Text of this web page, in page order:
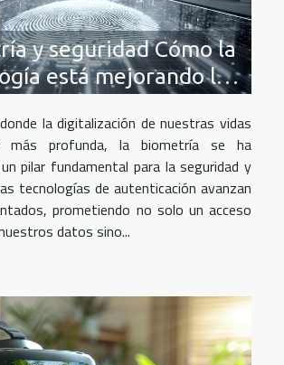
y seguridad Cómo la
está mejorando la
la privacidad
la digitalización de nuestras vidas
más profunda, la biometría se ha
pilar fundamental para la seguridad y
tecnologías de autenticación avanzan
prometiendo no solo un acceso
datos sino...